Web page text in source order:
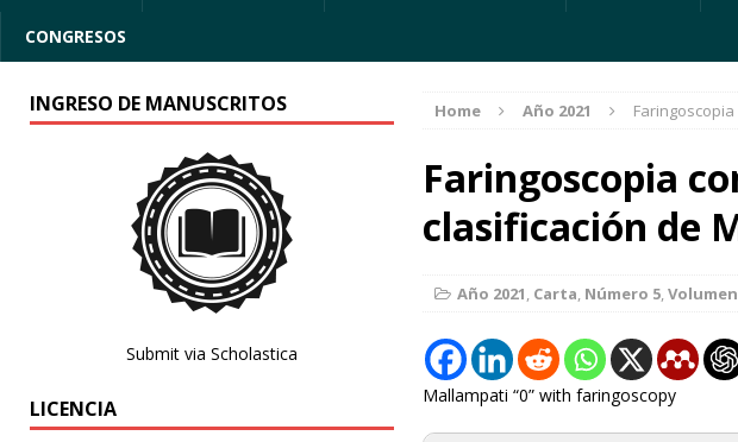
CONGRESOS
Home Año 2021
Faringoscopia
clasificación de
Año 2021, Carta, Número 5,
Mallampati “0” with faringoscopy
INGRESO DE MANUSCRITOS
Submit via Scholastica
LICENCIA